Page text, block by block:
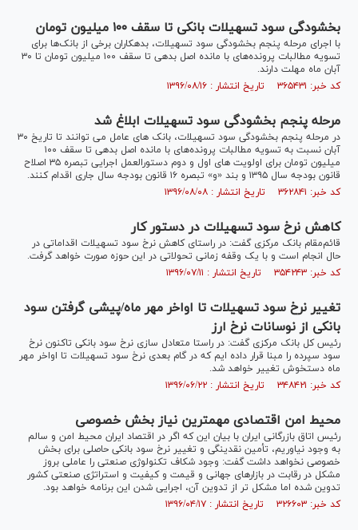
بخشودگی سود تسهیلات بانکی تا سقف ۱۰۰ میلیون تومان
با اجرای مرحله پنجم بخشودگی سود تسهیلات، بدهکاران برخی از بانک‌ها برای
تسویه مطالبات پرونده‌های با مانده اصل بدهی تا سقف ۱۰۰ میلیون تومان تا ۳۰
آبان ماه مهلت دارند.
کد خبر: ۳۶۵۴۳۱ تاریخ انتشار : ۱۳۹۶/۰۸/۱۶
مرحله پنجم بخشودگی سود تسهیلات ابلاغ شد
در مرحله پنجم بخشودگی سود تسهیلات، بانک های عامل می توانند تا تاریخ ۳۰
آبان نسبت به تسویه مطالبات پرونده‌های با مانده اصل بدهی تا سقف ۱۰۰
میلیون تومان برای اولویت های اول و دوم دستورالعمل اجرایی تبصره ۳۵ اصلاح
قانون بودجه سال ۱۳۹۵ و بند «و» تبصره ۱۶ قانون بودجه سال جاری اقدام کنند.
کد خبر: ۳۶۲۸۴۱ تاریخ انتشار : ۱۳۹۶/۰۸/۰۸
کاهش نرخ سود تسهیلات در دستور کار
قائم‌مقام بانک مرکزی گفت: در راستای کاهش نرخ سود تسهیلات اقداماتی در
حال انجام است و با یک وقفه زمانی تحولاتی در این حوزه صورت خواهد گرفت.
کد خبر: ۳۵۴۲۴۳ تاریخ انتشار : ۱۳۹۶/۰۷/۱۱
تغییر نرخ سود تسهیلات تا اواخر مهر ماه/پیشی گرفتن سود
بانکی از نوسانات نرخ ارز
رئیس کل بانک مرکزی گفت: در راستا متعادل سازی نرخ سود بانکی تاکنون نرخ
سود سپرده را مبنا قرار داده ایم که در گام بعدی نرخ سود تسهیلات تا اواخر مهر
ماه دستخوش تغییر خواهد شد.
کد خبر: ۳۴۸۴۲۱ تاریخ انتشار : ۱۳۹۶/۰۶/۲۲
محيط امن اقتصادى مهمترين نياز بخش خصوصى
رئیس اتاق بازرگانی ایران با بيان اين كه اگر در اقتصاد ايران محیط امن و سالم
به وجود نیاوريم، تأمین نقدینگی و تغییر نرخ سود بانکی حاصلی برای بخش
خصوصی نخواهد داشت گفت: وجود شکاف تکنولوژی صنعتی را عاملی بروز
مشکل در رقابت در بازارهای جهانی و قیمت و کیفیت و استراتژی صنعتی کشور
تدوین شده اما مشکل تر از تدوین آن، اجرایی شدن اين برنامه خواهد بود.
کد خبر: ۳۲۶۶۰۳ تاریخ انتشار : ۱۳۹۶/۰۴/۱۷